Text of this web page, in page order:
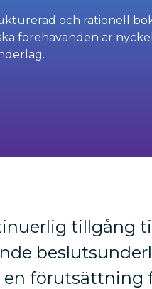
och rationell
förehavanden är
tillgång
en förutsättning